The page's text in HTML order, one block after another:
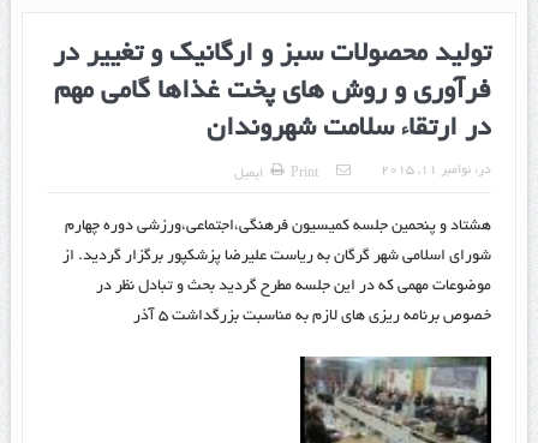
تولید محصولات سبز و ارگانیک و تغییر در
فرآوری و روش های پخت غذاها گامی مهم
در ارتقاء سلامت شهروندان
در: نوامبر 11, 2015 Print ایمیل
هشتاد و پنحمین جلسه کمیسیون فرهنگی،اجتماعی،ورزشی دوره چهارم
شورای اسلامی شهر گرگان به ریاست علیرضا پزشکپور برگزار گردید. از
موضوعات مهمی که در این جلسه مطرح گردید بحث و تبادل نظر در
خصوص برنامه ریزی های لازم به مناسبت بزرگداشت ۵ آذر